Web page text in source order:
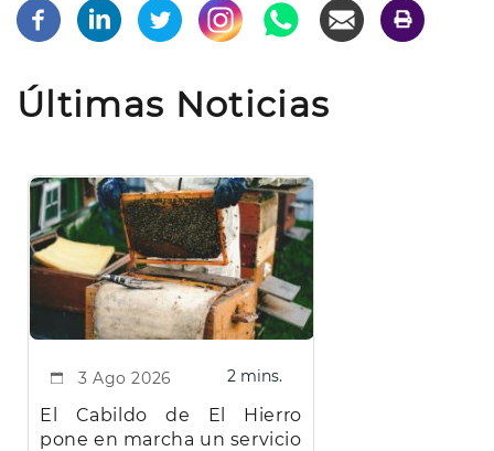
Últimas Noticias
3 Ago 2026 2 mins.
El Cabildo de El Hierro
pone en marcha un servicio